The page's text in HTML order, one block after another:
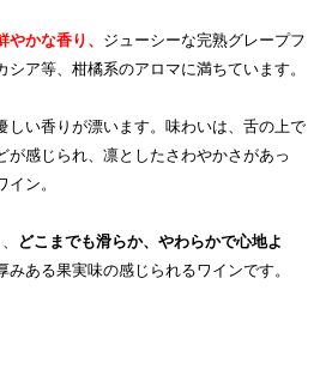
かな香り、 ジューシーな完熟グレープフ
ア等、柑橘系のアロマに満ちています。
しい香りが漂います。味わいは、舌の上で
感じられ、 凛としたさわやかさがあっ
ン。
どこまでも滑らか、やわらかで心地よ
みある果実味の感じられるワインです。